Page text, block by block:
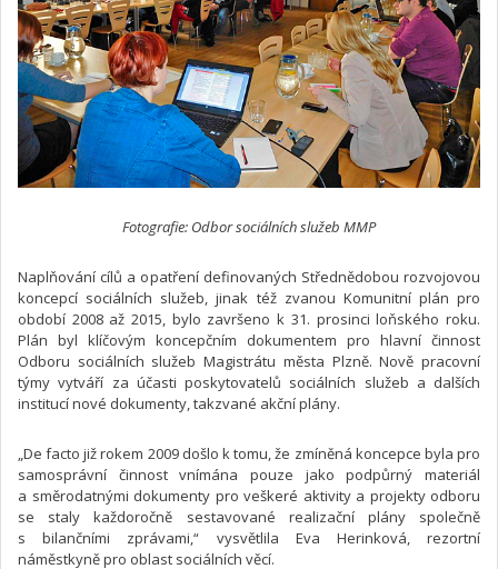
Fotografie: Odbor sociálních služeb MMP
Naplňování cílů a opatření definovaných Střednědobou rozvojovou
koncepcí sociálních služeb, jinak též zvanou Komunitní plán pro
období 2008 až 2015, bylo završeno k 31. prosinci loňského roku.
Plán byl klíčovým koncepčním dokumentem pro hlavní činnost
Odboru sociálních služeb Magistrátu města Plzně. Nově pracovní
týmy vytváří za účasti poskytovatelů sociálních služeb a dalších
institucí nové dokumenty, takzvané akční plány.
„De facto již rokem 2009 došlo k tomu, že zmíněná koncepce byla pro
samosprávní činnost vnímána pouze jako podpůrný materiál
a směrodatnými dokumenty pro veškeré aktivity a projekty odboru
se staly každoročně sestavované realizační plány společně
s bilančními zprávami,“ vysvětlila Eva Herinková, rezortní
náměstkyně pro oblast sociálních věcí.